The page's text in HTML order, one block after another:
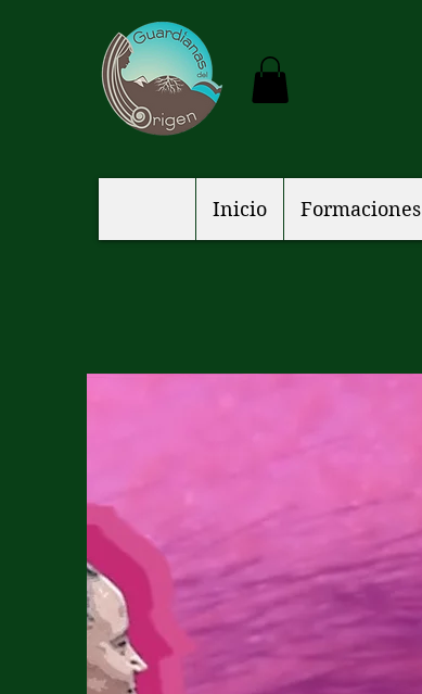
Inicio Formaciones